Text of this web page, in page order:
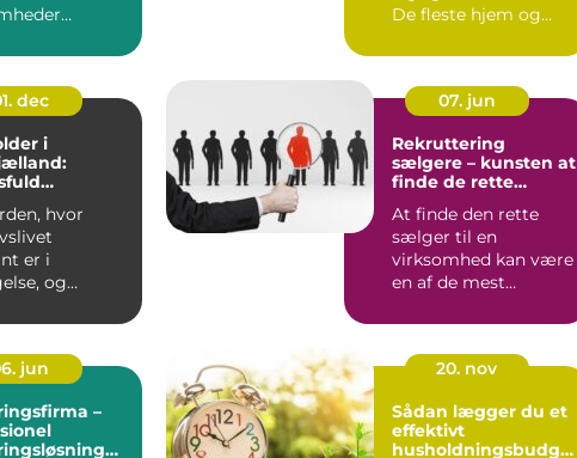
og konstant
De fleste hjem og
værdier,...
dec
i
hvor
er i
og
07. jun
Rekruttering
sælgere – kunsten at
finde de rette
At finde den rette
sælger til en
virksomhed kan være
en af de mest
jun
–
20. nov
Sådan lægger du et
effektivt
husholdningsbudge